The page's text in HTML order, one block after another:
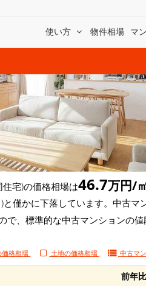
使い方 物件相場 マ
宅)の価格相場は46.7万円/
と僅かに下落しています。中古マ
で、標準的な中古マンションの
格相場 土地の価格相場 中古マ
前年比